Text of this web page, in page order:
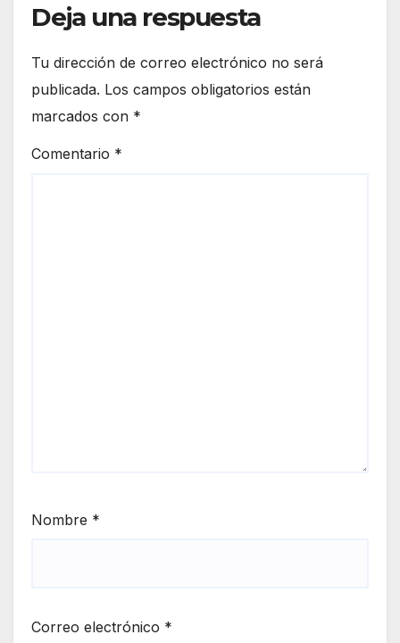
Deja una respuesta
Tu dirección de correo electrónico no será
publicada. Los campos obligatorios están
marcados con *
Comentario *
Nombre *
Correo electrónico *